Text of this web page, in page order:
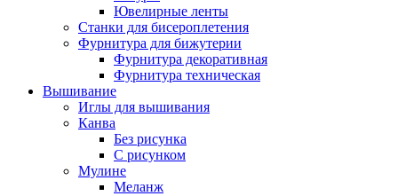
Ювелирные ленты
Станки для бисероплетения
Фурнитура для бижутерии
Фурнитура декоративная
Фурнитура техническая
Вышивание
Иглы для вышивания
Канва
Без рисунка
С рисунком
Мулине
Меланж